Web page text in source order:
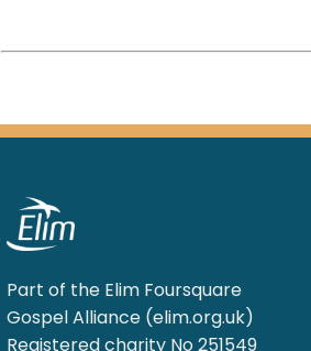
Part of the Elim Foursquare
Gospel Alliance (elim.org.uk)
Registered charity No 251549